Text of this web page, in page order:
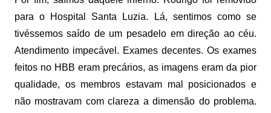
para o Hospital Santa Luzia. Lá, sentimos como se
tivéssemos saído de um pesadelo em direção ao céu.
Atendimento impecável. Exames decentes. Os exames
feitos no HBB eram precários, as imagens eram da pior
qualidade, os membros estavam mal posicionados e
não mostravam com clareza a dimensão do problema.